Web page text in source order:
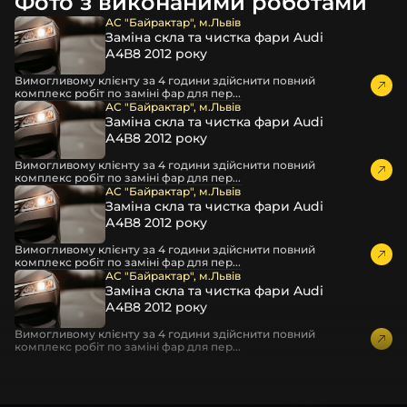
пошкодження товару внаслідок механічних впливів під
час транспортування поштою.
Детальніше про доставку…
Комплектація товару виробника та зовнішній вигляд
товару можуть відрізнятися від фотографій,
представлених на сайті.
Якщо ви шукаєте такі послуги, як заміна скла фари,
розпакування та перепакування фар, відновлення та
ремонт фар, заміна лінз Xenon LED BI-LED, ремонт скла,
корпусу та кріплення фари, налаштування світла,
коригування, діагностика та полірування фари, наші
партнерські сервіси готові надати допомогу по всій
Україні.
Ми опанували мистецтво автосвітла, і це підтвердять
тисячі задоволених клієнтів. Розмаїття вибору, постійна
наявність на складі, свіжі поступлення, доступна ціна,
швидке доставлення та висока якість товарів!
АС "Байрактар", м.Львів
Заміна скла та чистка фари Audi
А4В8 2012 року
Вимогливому клієнту за 4 години здійснити повний
комплекс робіт по заміні фар для пер...
АС "Байрактар", м.Львів
Заміна скла та чистка фари Audi
А4В8 2012 року
Вимогливому клієнту за 4 години здійснити повний
комплекс робіт по заміні фар для пер...
АС "Байрактар", м.Львів
Заміна скла та чистка фари Audi
А4В8 2012 року
Вимогливому клієнту за 4 години здійснити повний
комплекс робіт по заміні фар для пер...
АС "Байрактар", м.Львів
Заміна скла та чистка фари Audi
А4В8 2012 року
Вимогливому клієнту за 4 години здійснити повний
комплекс робіт по заміні фар для пер...